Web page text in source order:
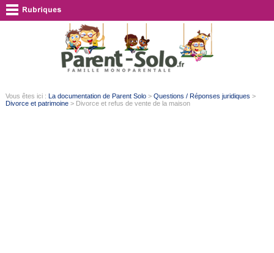
Vous êtes ici : La documentation de Parent Solo> Questions / Réponses juridiques >
Divorce et patrimoine> Divorce et refus de vente de la maison